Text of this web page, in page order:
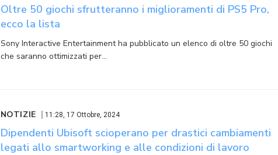
Oltre 50 giochi sfrutteranno i miglioramenti di PS5 Pro,
ecco la lista
Sony Interactive Entertainment ha pubblicato un elenco di oltre 50 giochi
che saranno ottimizzati per…
NOTIZIE 11:28, 17 Ottobre, 2024
Dipendenti Ubisoft scioperano per drastici cambiamenti
legati allo smartworking e alle condizioni di lavoro